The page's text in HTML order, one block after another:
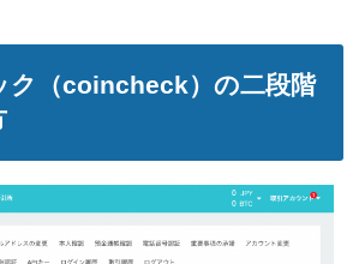
ク（coincheck）の二段階